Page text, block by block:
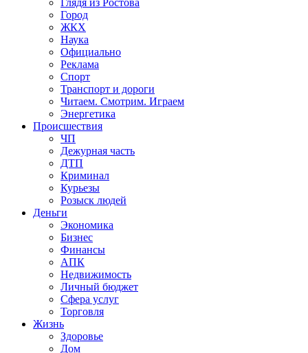
Глядя из Ростова
Город
ЖКХ
Наука
Официально
Реклама
Спорт
Транспорт и дороги
Читаем. Смотрим. Играем
Энергетика
Происшествия
ЧП
Дежурная часть
ДТП
Криминал
Курьезы
Розыск людей
Деньги
Экономика
Бизнес
Финансы
АПК
Недвижимость
Личный бюджет
Сфера услуг
Торговля
Жизнь
Здоровье
Дом